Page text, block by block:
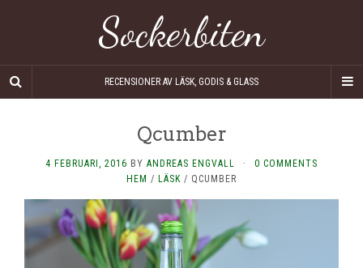
Sockerbiten
RECENSIONER AV LÄSK, GODIS & GLASS
Qcumber
4 FEBRUARI, 2016 BY ANDREAS ENGVALL ·
0 COMMENTS
HEM / LÄSK / QCUMBER